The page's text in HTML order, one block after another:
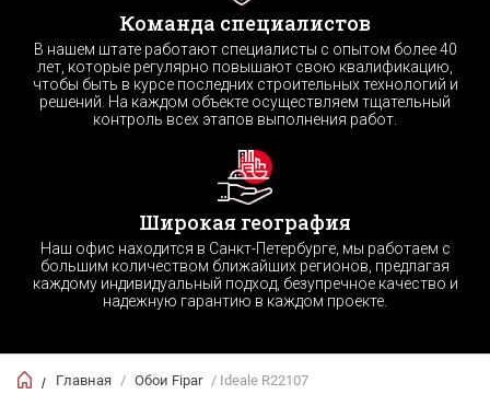
Команда специалистов
В нашем штате работают специалисты с опытом более 40
лет, которые регулярно повышают свою квалификацию,
чтобы быть в курсе последних строительных технологий и
решений. На каждом объекте осуществляем тщательный
контроль всех этапов выполнения работ.
Широкая география
Наш офис находится в Санкт-Петербурге, мы работаем с
большим количеством ближайших регионов, предлагая
каждому индивидуальный подход, безупречное качество и
надежную гарантию в каждом проекте.
/ Главная / Обои Fipar / Ideale R22107